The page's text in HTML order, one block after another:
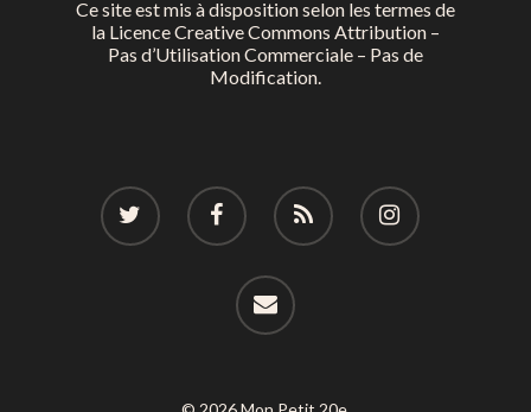
Ce site est mis à disposition selon les termes de
la Licence Creative Commons Attribution –
Pas d’Utilisation Commerciale – Pas de
Modification.